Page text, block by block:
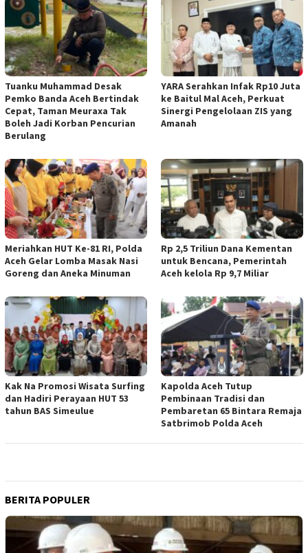
Tuanku Muhammad Desak
Pemko Banda Aceh Bertindak
Cepat, Taman Meuraxa Tak
Boleh Jadi Korban Pencurian
Berulang
YARA Serahkan Infak Rp10 Juta
ke Baitul Mal Aceh, Perkuat
Sinergi Pengelolaan ZIS yang
Amanah
Meriahkan HUT Ke-81 RI, Polda
Aceh Gelar Lomba Masak Nasi
Goreng dan Aneka Minuman
Rp 2,5 Triliun Dana Kementan
untuk Bencana, Pemerintah
Aceh kelola Rp 9,7 Miliar
Kak Na Promosi Wisata Surfing
dan Hadiri Perayaan HUT 53
tahun BAS Simeulue
Kapolda Aceh Tutup
Pembinaan Tradisi dan
Pembaretan 65 Bintara Remaja
Satbrimob Polda Aceh
BERITA POPULER